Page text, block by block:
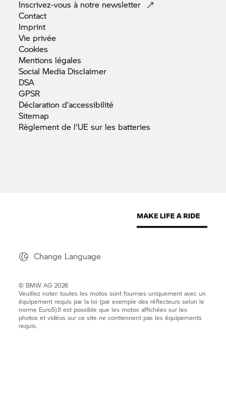
Inscrivez-vous à notre newsletter
Contact
Imprint
Vie privée
Cookies
Mentions légales
Social Media Disclaimer
DSA
GPSR
Déclarationd’accessibilité
Sitemap
Règlement de l'UE sur les batteries
Change Language
© BMW AG 2026
Veuillez noter: toutes les motos sont fournies uniquement avec un
équipement requis par la loi (par exemple des réflecteurs selon le
norme Euro5).Il est possible que les motos affichées sur les
photos et vidéos sur ce site ne contiennent pas les équipements
requis.